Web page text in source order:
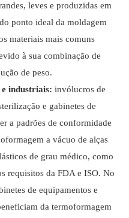
leves e produzidas em
ponto ideal da moldagem
materiais mais comuns
à sua combinação de
de peso.
e industriais: invólucros de
e gabinetes de
a padrões de conformidade
a vácuo de alças
de grau médico, como
requisitos da FDA e ISO. No
de equipamentos e
da termoformagem